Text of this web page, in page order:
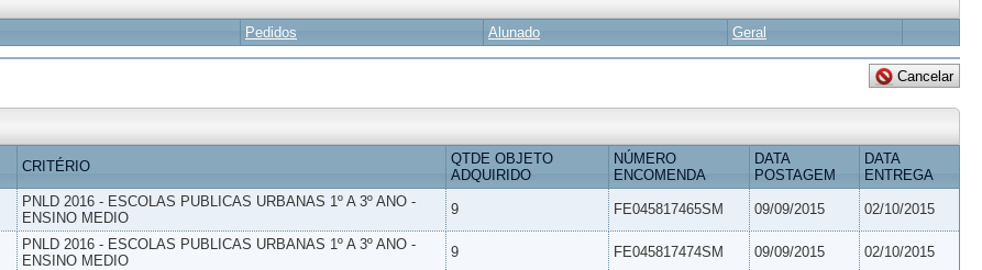
Pedidos Alunado Geral
CRITÉRIO
QTDE OBJETO
ADQUIRIDO
NÚMERO
ENCOMENDA
DATA
POSTAGEM
DATA
ENTREGA
PNLD 2016 - ESCOLAS PUBLICAS URBANAS 1º A 3º ANO -
ENSINO MEDIO
9 FE045817465SM 09/09/2015 02/10/2015
PNLD 2016 - ESCOLAS PUBLICAS URBANAS 1º A 3º ANO -
ENSINO MEDIO
9 FE045817474SM 09/09/2015 02/10/2015